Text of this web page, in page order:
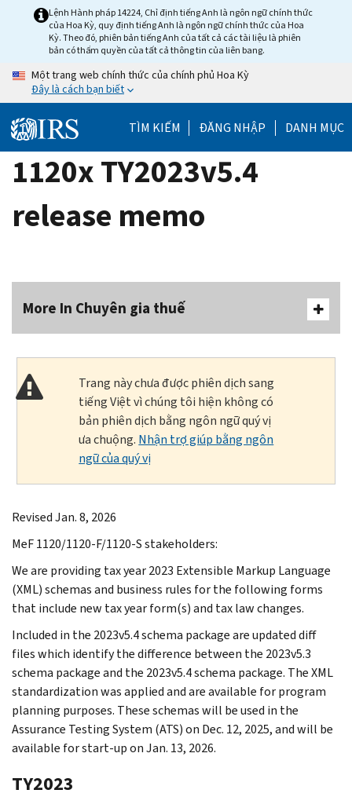
Lệnh Hành pháp 14224, Chỉ định tiếng Anh là ngôn ngữ chính thức
của Hoa Kỳ, quy định tiếng Anh là ngôn ngữ chính thức của Hoa
Kỳ. Theo đó, phiên bản tiếng Anh của tất cả các tài liệu là phiên
bản có thẩm quyền của tất cả thông tin của liên bang.
Một trang web chính thức của chính phủ Hoa Kỳ
Đây là cách bạn biết
TÌM KIẾM ĐĂNG NHẬP DANH MỤC
1120x TY2023v5.4
release memo
More In Chuyên gia thuế
Trang này chưa được phiên dịch sang
tiếng Việt vì chúng tôi hiện không có
bản phiên dịch bằng ngôn ngữ quý vị
ưa chuộng. Nhận trợ giúp bằng ngôn
ngữ của quý vị
Revised Jan. 8, 2026
MeF 1120/1120-F/1120-S stakeholders:
We are providing tax year 2023 Extensible Markup Language
(XML) schemas and business rules for the following forms
that include new tax year form(s) and tax law changes.
Included in the 2023v5.4 schema package are updated diff
files which identify the difference between the 2023v5.3
schema package and the 2023v5.4 schema package. The XML
standardization was applied and are available for program
planning purposes. These schemas will be used in the
Assurance Testing System (ATS) on Dec. 12, 2025, and will be
available for start-up on Jan. 13, 2026.
TY2023